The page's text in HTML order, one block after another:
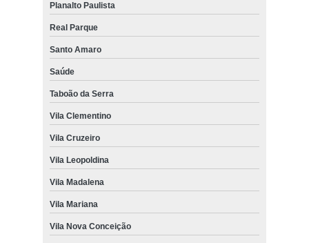
Planalto Paulista
Real Parque
Santo Amaro
Saúde
Taboão da Serra
Vila Clementino
Vila Cruzeiro
Vila Leopoldina
Vila Madalena
Vila Mariana
Vila Nova Conceição